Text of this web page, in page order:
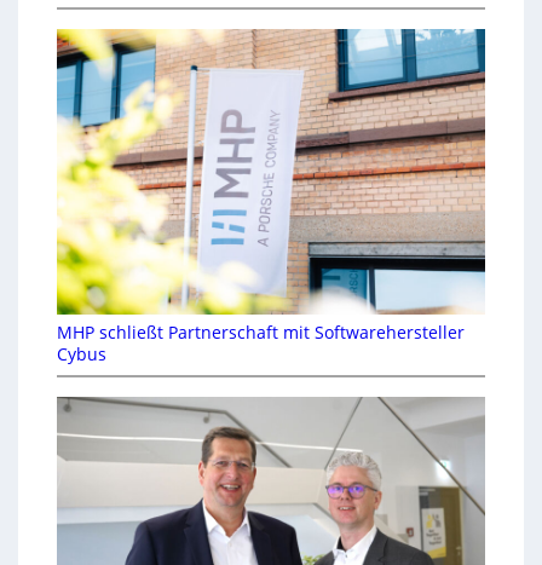
MHP schließt Partnerschaft mit Softwarehersteller
Cybus